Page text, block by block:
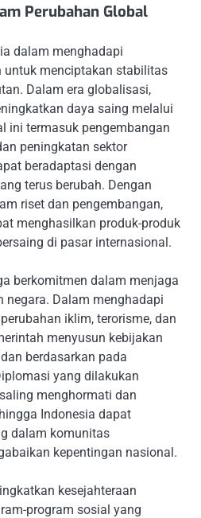
Perubahan Global
dalam menghadapi
untuk menciptakan stabilitas
Dalam era globalisasi,
daya saing melalui
ini termasuk pengembangan
peningkatan sektor
beradaptasi dengan
terus berubah. Dengan
riset dan pengembangan,
menghasilkan produk-produk
di pasar internasional.
berkomitmen dalam menjaga
negara. Dalam menghadapi
iklim, terorisme, dan
menyusun kebijakan
berdasarkan pada
yang dilakukan
menghormati dan
Indonesia dapat
dalam komunitas
kepentingan nasional.
kesejahteraan
program sosial yang